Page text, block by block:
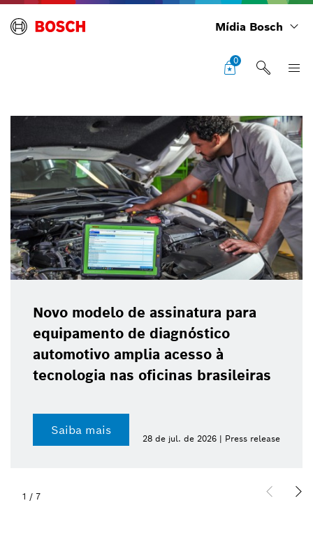
Mídia Bosch
0
Novo modelo de assinatura para
equipamento de diagnóstico
automotivo amplia acesso à
tecnologia nas oficinas brasileiras
Saiba mais
28 de jul. de 2026 | Press release
1 / 7